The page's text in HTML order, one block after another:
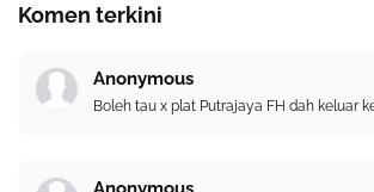
Komen terkini
Anonymous
Boleh tau x plat Putrajaya FH dah keluar